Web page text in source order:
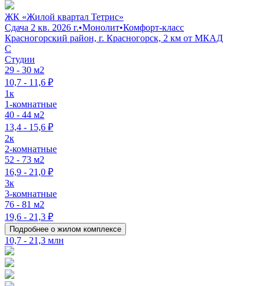
ЖК «Жилой квартал Тетрис»
Сдача 2 кв. 2026 г.•Монолит•Комфорт-класс
Красногорский район, г. Красногорск, 2 км от МКАД
C
Студии
29 - 30 м2
10,7 - 11,6 ₽
1к
1-комнатные
40 - 44 м2
13,4 - 15,6 ₽
2к
2-комнатные
52 - 73 м2
16,9 - 21,0 ₽
3к
3-комнатные
76 - 81 м2
19,6 - 21,3 ₽
Подробнее о жилом комплексе
10,7 - 21,3 млн